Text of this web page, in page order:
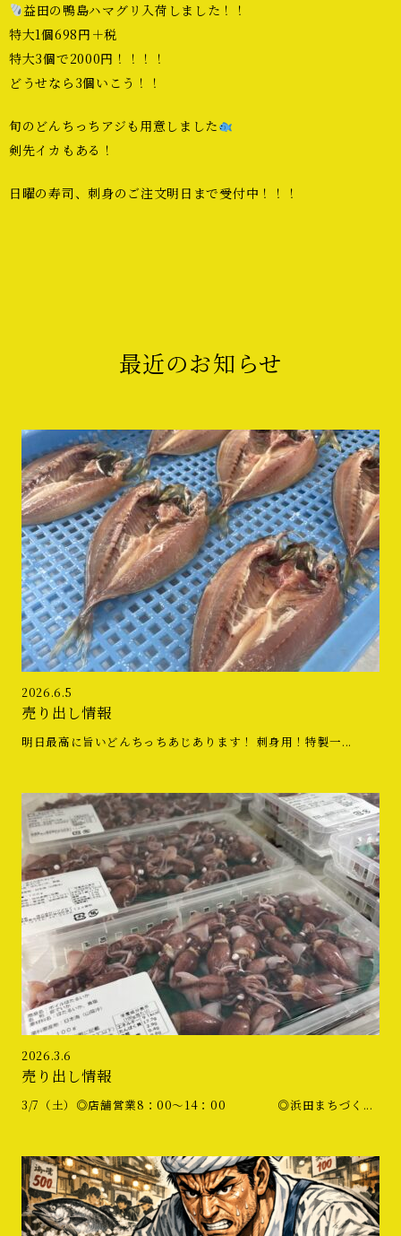
益田の鴨島ハマグリ入荷しました！！
特大1個698円＋税
特大3個で2000円！！！！
どうせなら3個いこう！！
旬のどんちっちアジも用意しました
剣先イカもある！
日曜の寿司、刺身のご注文明日まで受付中！！！
最近のお知らせ
2026.6.5
売り出し情報
明日最高に旨いどんちっちあじあります！ 刺身用！特製一...
2026.3.6
売り出し情報
3/7（土）◎店舗営業8：00〜14：00 ◎浜田まちづく...